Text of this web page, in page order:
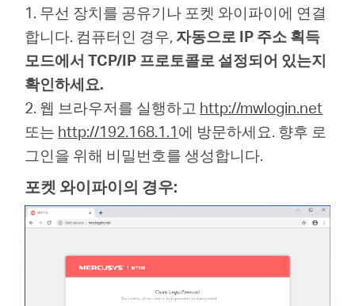
1. 무선 장치를 공유기나 포켓 와이파이에 연결
합니다. 컴퓨터인 경우, 자동으로 IP 주소 획득
모드에서 TCP/IP 프로토콜로 설정되어 있는지
확인하세요.
2. 웹 브라우저를 실행하고 http://mwlogin.net
또는 http://192.168.1.1에 방문하세요. 향후 로
그인을 위해 비밀번호를 생성합니다.
포켓 와이파이의 경우: